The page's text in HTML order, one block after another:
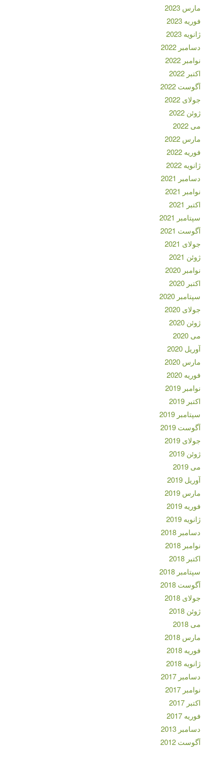
مارس 2023
فوریه 2023
ژانویه 2023
دسامبر 2022
نوامبر 2022
اکتبر 2022
آگوست 2022
جولای 2022
ژوئن 2022
می 2022
مارس 2022
فوریه 2022
ژانویه 2022
دسامبر 2021
نوامبر 2021
اکتبر 2021
سپتامبر 2021
آگوست 2021
جولای 2021
ژوئن 2021
نوامبر 2020
اکتبر 2020
سپتامبر 2020
جولای 2020
ژوئن 2020
می 2020
آوریل 2020
مارس 2020
فوریه 2020
نوامبر 2019
اکتبر 2019
سپتامبر 2019
آگوست 2019
جولای 2019
ژوئن 2019
می 2019
آوریل 2019
مارس 2019
فوریه 2019
ژانویه 2019
دسامبر 2018
نوامبر 2018
اکتبر 2018
سپتامبر 2018
آگوست 2018
جولای 2018
ژوئن 2018
می 2018
مارس 2018
فوریه 2018
ژانویه 2018
دسامبر 2017
نوامبر 2017
اکتبر 2017
فوریه 2017
دسامبر 2013
آگوست 2012